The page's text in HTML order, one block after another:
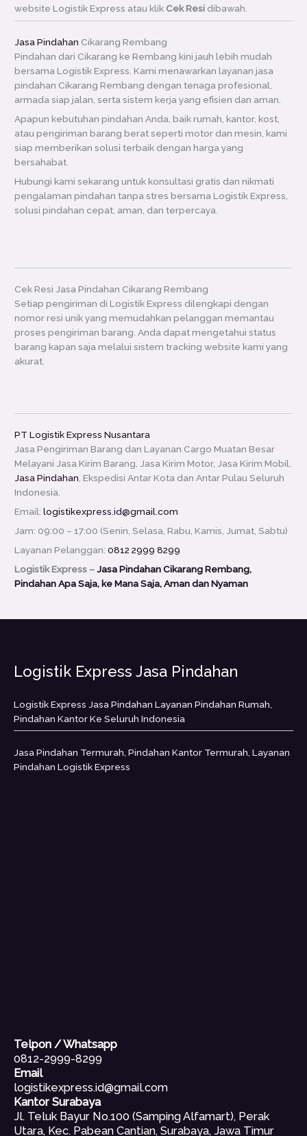
website Logistik Express atau klik Cek Resi dibawah.
Jasa Pindahan Cikarang Rembang
Pindahan dari Cikarang ke Rembang kini jauh lebih mudah
bersama Logistik Express. Kami menawarkan layanan jasa
pindahan Cikarang Rembang dengan tenaga profesional,
armada siap jalan, serta sistem kerja yang efisien dan aman.
Apapun kebutuhan pindahan Anda, baik rumah, kantor, kost,
atau pengiriman barang berat seperti motor dan mesin, kami
siap memberikan solusi terbaik dengan harga yang
bersahabat.
Hubungi kami sekarang untuk konsultasi gratis dan nikmati
pengalaman pindahan tanpa stres bersama Logistik Express,
solusi pindahan cepat, aman, dan terpercaya.
Cek Resi Jasa Pindahan Cikarang Rembang
Setiap pengiriman di Logistik Express dilengkapi dengan
nomor resi unik yang memudahkan pelanggan memantau
proses pengiriman barang. Anda dapat mengetahui status
barang kapan saja melalui sistem tracking website kami yang
akurat.
PT Logistik Express Nusantara
Jasa Pengiriman Barang dan Layanan Cargo Muatan Besar
Melayani Jasa Kirim Barang, Jasa Kirim Motor, Jasa Kirim Mobil,
Jasa Pindahan, Ekspedisi Antar Kota dan Antar Pulau Seluruh
Indonesia.
Email:logistikexpress.id@gmail.com
Jam: 09:00 – 17:00 (Senin, Selasa, Rabu, Kamis, Jumat, Sabtu)
Layanan Pelanggan:0812 2999 8299
Logistik Express –Jasa Pindahan Cikarang Rembang,
Pindahan Apa Saja, ke Mana Saja, Aman dan Nyaman
Logistik Express Jasa Pindahan
Logistik Express Jasa Pindahan Layanan Pindahan Rumah,
Pindahan Kantor Ke Seluruh Indonesia
Jasa Pindahan Termurah, Pindahan Kantor Termurah, Layanan
Pindahan Logistik Express
Telpon / Whatsapp
0812-2999-8299
Email
logistikexpress.id@gmail.com
Kantor Surabaya
Jl. Teluk Bayur No.100 (Samping Alfamart), Perak
Utara, Kec. Pabean Cantian, Surabaya, Jawa Timur